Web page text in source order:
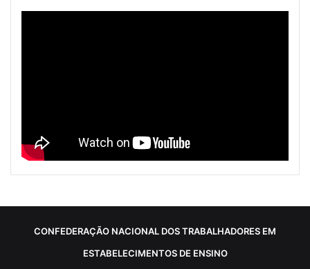
CONFEDERAÇÃO NACIONAL DOS TRABALHADORES EM
ESTABELECIMENTOS DE ENSINO